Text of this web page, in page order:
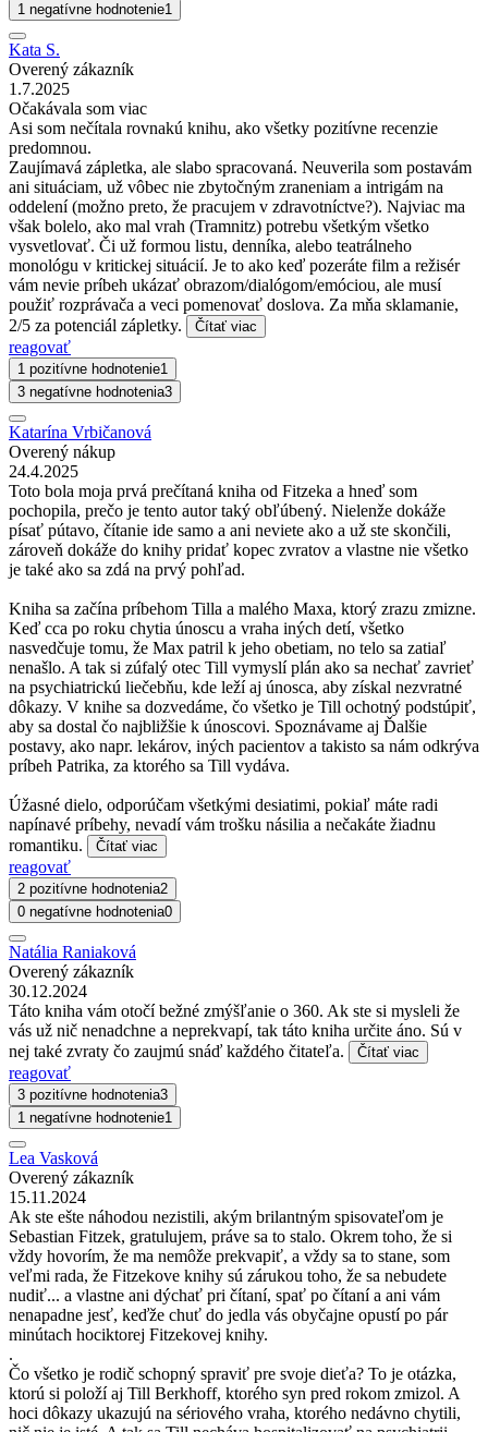
1 negatívne hodnotenie1
Kata S.
Overený zákazník
1.7.2025
Očakávala som viac
Asi som nečítala rovnakú knihu, ako všetky pozitívne recenzie
predomnou.
Zaujímavá zápletka, ale slabo spracovaná. Neuverila som postavám
ani situáciam, už vôbec nie zbytočným zraneniam a intrigám na
oddelení (možno preto, že pracujem v zdravotníctve?). Najviac ma
však bolelo, ako mal vrah (Tramnitz) potrebu všetkým všetko
vysvetlovať. Či už formou listu, denníka, alebo teatrálneho
monológu v kritickej situácií. Je to ako keď pozeráte film a režisér
vám nevie príbeh ukázať obrazom/dialógom/emóciou, ale musí
použiť rozprávača a veci pomenovať doslova. Za mňa sklamanie,
2/5 za potenciál zápletky.
Čítať viac
reagovať
1 pozitívne hodnotenie1
3 negatívne hodnotenia3
Katarína Vrbičanová
Overený nákup
24.4.2025
Toto bola moja prvá prečítaná kniha od Fitzeka a hneď som
pochopila, prečo je tento autor taký obľúbený. Nielenže dokáže
písať pútavo, čítanie ide samo a ani neviete ako a už ste skončili,
zároveň dokáže do knihy pridať kopec zvratov a vlastne nie všetko
je také ako sa zdá na prvý pohľad.
Kniha sa začína príbehom Tilla a malého Maxa, ktorý zrazu zmizne.
Keď cca po roku chytia únoscu a vraha iných detí, všetko
nasvedčuje tomu, že Max patril k jeho obetiam, no telo sa zatiaľ
nenašlo. A tak si zúfalý otec Till vymyslí plán ako sa nechať zavrieť
na psychiatrickú liečebňu, kde leží aj únosca, aby získal nezvratné
dôkazy. V knihe sa dozvedáme, čo všetko je Till ochotný podstúpiť,
aby sa dostal čo najbližšie k únoscovi. Spoznávame aj Ďalšie
postavy, ako napr. lekárov, iných pacientov a takisto sa nám odkrýva
príbeh Patrika, za ktorého sa Till vydáva.
Úžasné dielo, odporúčam všetkými desiatimi, pokiaľ máte radi
napínavé príbehy, nevadí vám trošku násilia a nečakáte žiadnu
romantiku.
Čítať viac
reagovať
2 pozitívne hodnotenia2
0 negatívne hodnotenia0
Natália Raniaková
Overený zákazník
30.12.2024
Táto kniha vám otočí bežné zmýšľanie o 360. Ak ste si mysleli že
vás už nič nenadchne a neprekvapí, tak táto kniha určite áno. Sú v
nej také zvraty čo zaujmú snáď každého čitateľa.
Čítať viac
reagovať
3 pozitívne hodnotenia3
1 negatívne hodnotenie1
Lea Vasková
Overený zákazník
15.11.2024
Ak ste ešte náhodou nezistili, akým brilantným spisovateľom je
Sebastian Fitzek, gratulujem, práve sa to stalo. Okrem toho, že si
vždy hovorím, že ma nemôže prekvapiť, a vždy sa to stane, som
veľmi rada, že Fitzekove knihy sú zárukou toho, že sa nebudete
nudiť... a vlastne ani dýchať pri čítaní, spať po čítaní a ani vám
nenapadne jesť, keďže chuť do jedla vás obyčajne opustí po pár
minútach hociktorej Fitzekovej knihy.
.
Čo všetko je rodič schopný spraviť pre svoje dieťa? To je otázka,
ktorú si položí aj Till Berkhoff, ktorého syn pred rokom zmizol. A
hoci dôkazy ukazujú na sériového vraha, ktorého nedávno chytili,